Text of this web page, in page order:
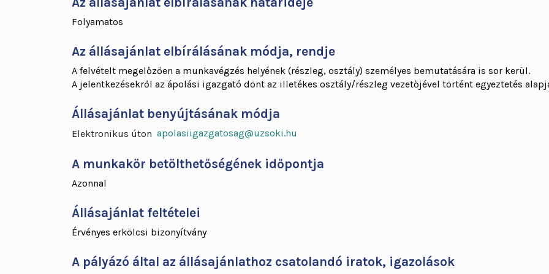
Folyamatos
Az állásajánlat elbírálásának módja, rendje
A felvételt megelőzően a munkavégzés helyének (részleg, osztály) személyes bemutatására is sor kerül.
A jelentkezésekről az ápolási igazgató dönt az illetékes osztály/részleg vezetőjével történt egyeztetés
Állásajánlat benyújtásának módja
Elektronikus úton apolasiigazgatosag@uzsoki.hu
A munkakör betölthetőségének időpontja
Azonnal
Állásajánlat feltételei
Érvényes erkölcsi bizonyítvány
A pályázó által az állásajánlathoz csatolandó iratok, igazolások